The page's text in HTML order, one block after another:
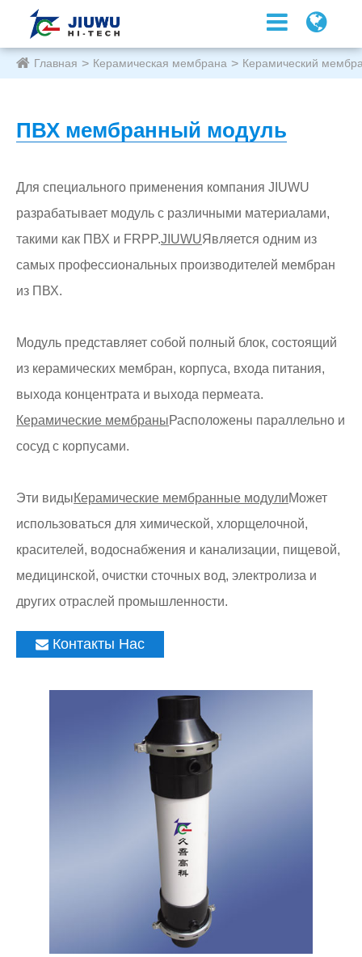
Главная Керамическая мембрана Керамический
ПВХ мембранный модуль
Для специального применения компания JIUWU
разрабатывает модуль с различными материалами,
такими как ПВХ и FRPP.JIUWUЯвляется одним из
самых профессиональных производителей мембран
из ПВХ.
Модуль представляет собой полный блок, состоящий
из керамических мембран, корпуса, входа питания,
выхода концентрата и выхода пермеата.
Керамические мембраныРасположены параллельно и
сосуд с корпусами.
Эти видыКерамические мембранные модулиМожет
использоваться для химической, хлорщелочной,
красителей, водоснабжения и канализации, пищевой,
медицинской, очистки сточных вод, электролиза и
других отраслей промышленности.
Контакты Нас